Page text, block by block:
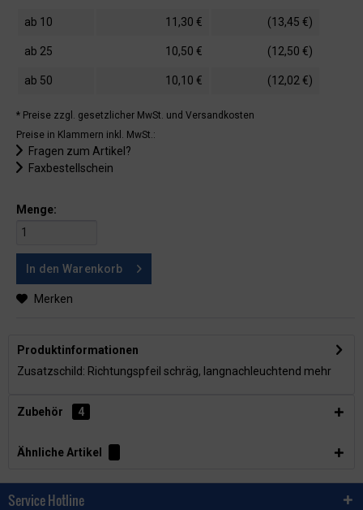
ab 10 11,30 € (13,45 €)
ab 25 10,50 € (12,50 €)
ab 50 10,10 € (12,02 €)
* Preise zzgl. gesetzlicher MwSt. und Versandkosten
Preise in Klammern inkl. MwSt.:
Fragen zum Artikel?
Faxbestellschein
Menge:
In den Warenkorb
Merken
Produktinformationen
Zusatzschild: Richtungspfeil schräg, langnachleuchtend mehr
Zubehör 4
Ähnliche Artikel
Service Hotline